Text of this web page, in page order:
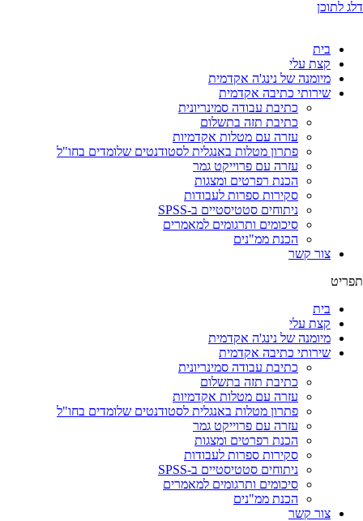
דלג לתוכן
בית
קצת עלי
מיומנה של נינג'ה אקדמית
שירותי כתיבה אקדמית
כתיבת עבודה סמינריונית
כתיבת תזה בתשלום
עזרה עם מטלות אקדמיות
פתרון מטלות באנגלית לסטודנטים שלומדים בחו"ל
עזרה עם פרוייקט גמר
הכנת רפרטים ומצגות
סקירות ספרות לעבודות
ניתוחים סטטיסטיים ב-SPSS
סיכומים ותרגומים למאמרים
הכנת ממ"נים
צור קשר
תפריט
בית
קצת עלי
מיומנה של נינג'ה אקדמית
שירותי כתיבה אקדמית
כתיבת עבודה סמינריונית
כתיבת תזה בתשלום
עזרה עם מטלות אקדמיות
פתרון מטלות באנגלית לסטודנטים שלומדים בחו"ל
עזרה עם פרוייקט גמר
הכנת רפרטים ומצגות
סקירות ספרות לעבודות
ניתוחים סטטיסטיים ב-SPSS
סיכומים ותרגומים למאמרים
הכנת ממ"נים
צור קשר